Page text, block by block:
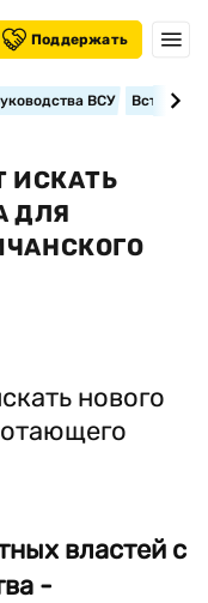
Поддержать
ВСУ
ИСКАТЬ
ДЛЯ
властей с
-